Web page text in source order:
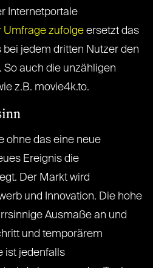
Internetportale
Umfrage zufolge ersetzt das
jedem dritten Nutzer den
So auch die unzähligen
z.B. movie4k.to.
ohne das eine neue
Ereignis die
Der Markt wird
und Innovation. Die hohe
Ausmaße an und
und temporärem
ist jedenfalls